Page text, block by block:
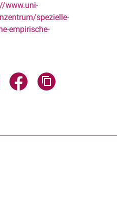
www.uni-
spezielle-
empirische-
E-Mail teilen
Seite über WhatsApp teilen
Seite über Facebook